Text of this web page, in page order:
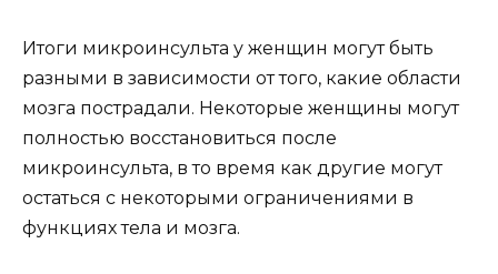
Итоги микроинсульта у женщин могут быть
разными в зависимости от того, какие области
мозга пострадали. Некоторые женщины могут
полностью восстановиться после
микроинсульта, в то время как другие могут
остаться с некоторыми ограничениями в
функциях тела и мозга.